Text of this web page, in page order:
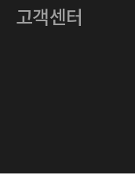
호스팅사업자
고객센터